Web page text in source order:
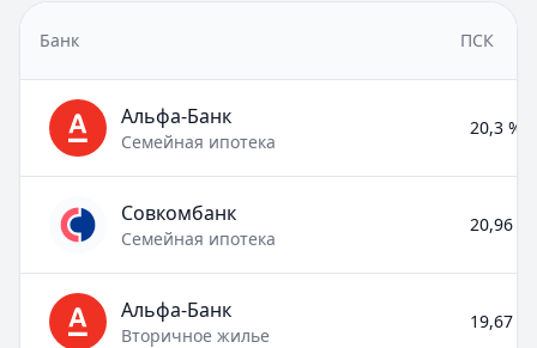
Банк ПСК
Альфа-Банк
Семейная ипотека
20,3 %
Совкомбанк
Семейная ипотека
20,96 %
Альфа-Банк
Вторичное жилье
19,67